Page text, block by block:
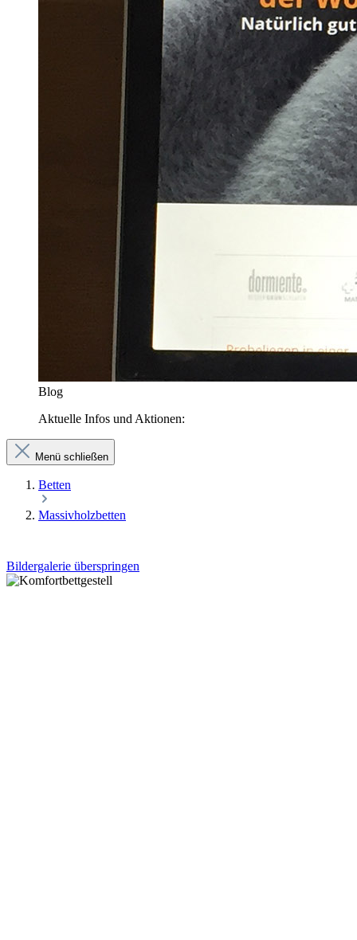
Blog
Aktuelle Infos und Aktionen:
Menü schließen
Betten
Massivholzbetten
Bildergalerie überspringen